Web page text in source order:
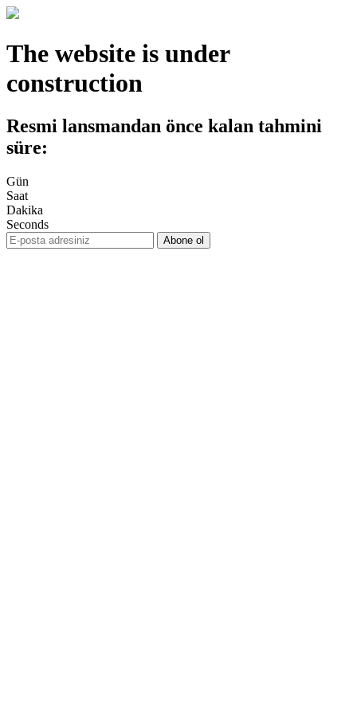
The website is under
construction
Resmi lansmandan önce kalan tahmini
süre:
Gün
Saat
Dakika
Seconds